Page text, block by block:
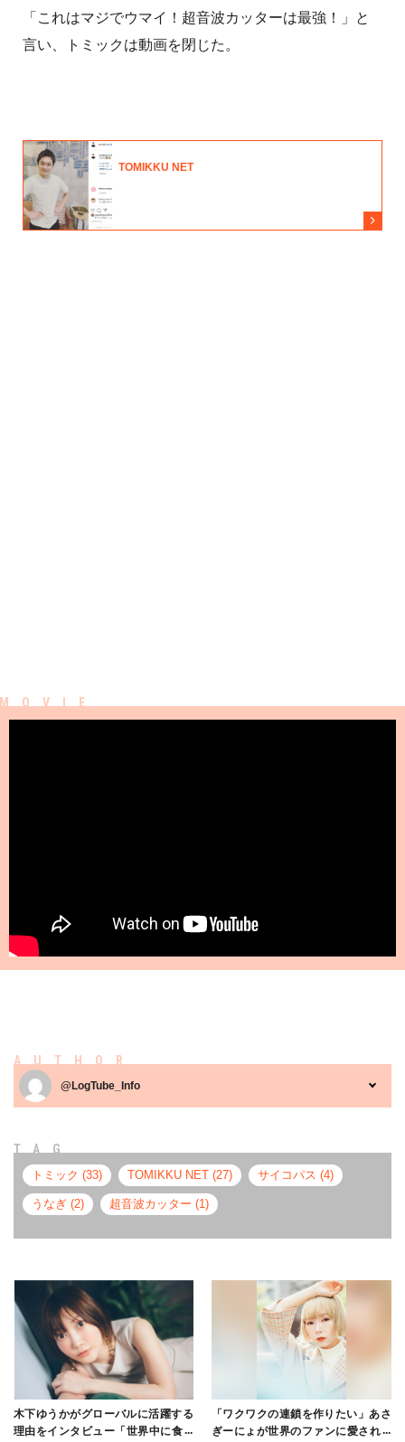
「これはマジでウマイ！超音波カッターは最強！」と
言い、トミックは動画を閉じた。
AUTHOR
@LogTube_Info
TAG
トミック (33) TOMIKKU NET (27) サイコパス (4)
うなぎ (2) 超音波カッター (1)
木下ゆうかがグローバルに活躍する
理由をインタビュー「世界中に食べ
「ワクワクの連鎖を作りたい」あさ
ぎーにょが世界のファンに愛される